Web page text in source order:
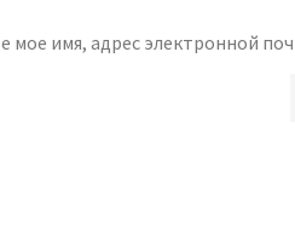
мое имя, адрес электронной